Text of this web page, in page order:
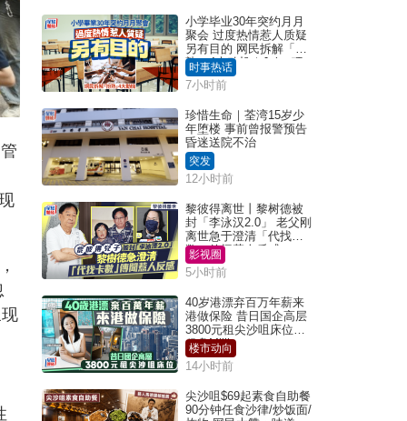
小学毕业30年突约月月
聚会 过度热情惹人质疑
另有目的 网民拆解「扮
熟」4大动机｜Juicy叮
时事热话
7小时前
珍惜生命｜荃湾15岁少
年堕楼 事前曾报警预告
昏迷送院不治
突发
12小时前
黎彼得离世丨黎树德被
封「李泳汉2.0」 老父刚
离世急于澄清「代找卡
数」传闻惹人反感
影视圈
5小时前
40岁港漂弃百万年薪来
港做保险 昔日国企高层
3800元租尖沙咀床位｜
租盘Million
楼市动向
14小时前
尖沙咀$69起素食自助餐
90分钟任食沙律/炒饭面/